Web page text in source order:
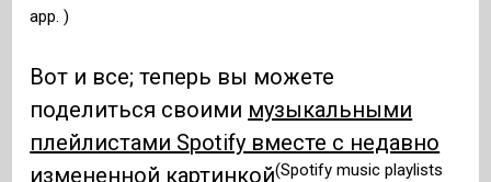
app. )
Вот и все; теперь вы можете
поделиться своими музыкальными
плейлистами Spotify вместе с недавно
измененной картинкой(Spotify music playlists